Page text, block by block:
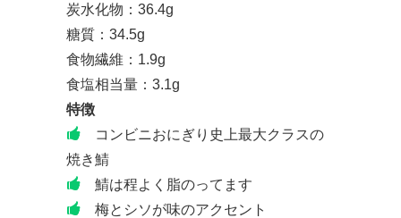
炭水化物：36.4g
糖質：34.5g
食物繊維：1.9g
食塩相当量：3.1g
特徴
コンビニおにぎり史上最大クラスの
焼き鯖
鯖は程よく脂のってます
梅とシソが味のアクセント